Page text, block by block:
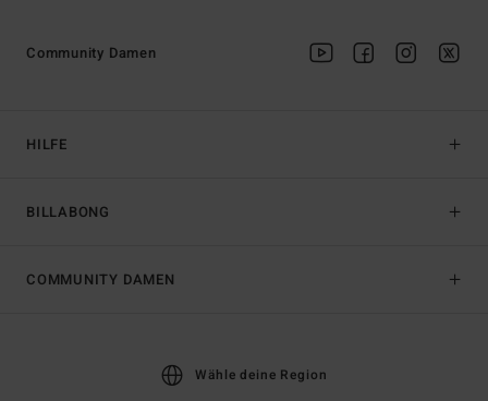
HILFE
BILLABONG
Community Damen
COMMUNITY DAMEN
Wähle deine Region